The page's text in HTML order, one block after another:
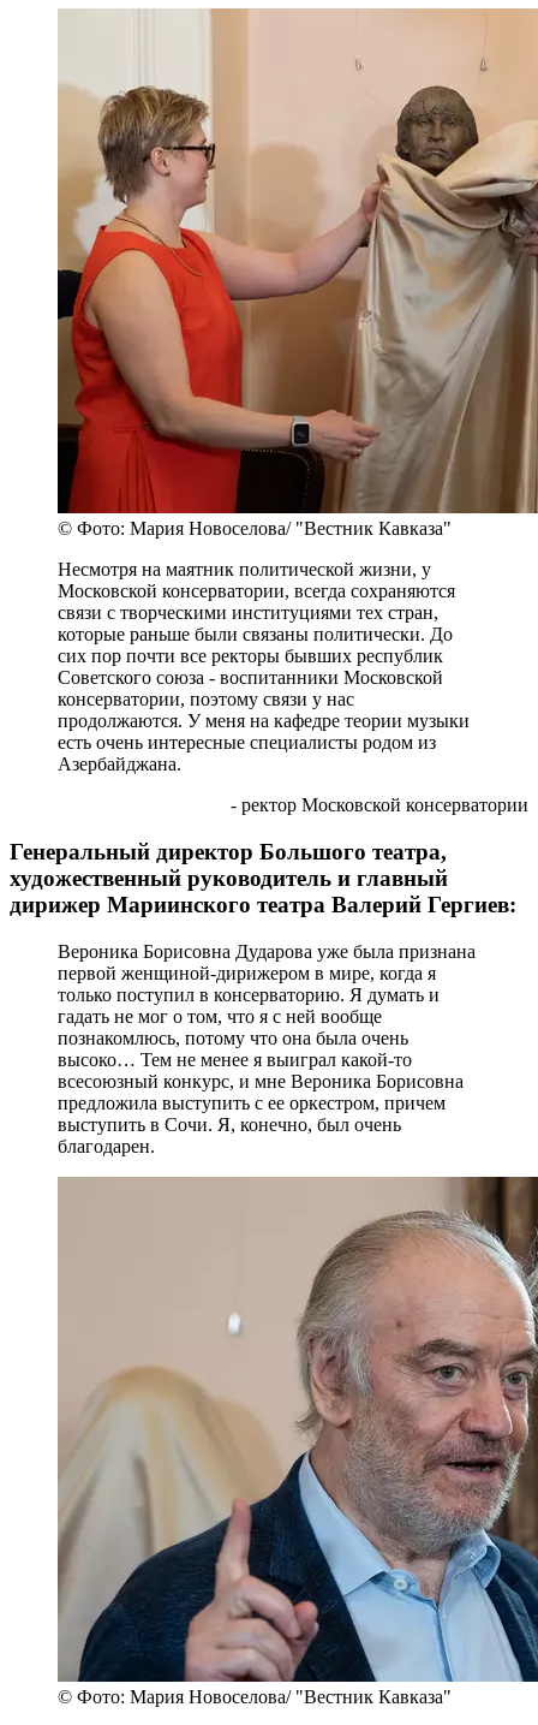
© Фото: Мария Новоселова/ "Вестник Кавказа"
Несмотря на маятник политической жизни, у
Московской консерватории, всегда сохраняются
связи с творческими институциями тех стран,
которые раньше были связаны политически. До
сих пор почти все ректоры бывших республик
Советского союза - воспитанники Московской
консерватории, поэтому связи у нас
продолжаются. У меня на кафедре теории музыки
есть очень интересные специалисты родом из
Азербайджана.
- ректор Московской консерватории
Генеральный директор Большого театра,
художественный руководитель и главный
дирижер Мариинского театра Валерий Гергиев:
Вероника Борисовна Дударова уже была признана
первой женщиной-дирижером в мире, когда я
только поступил в консерваторию. Я думать и
гадать не мог о том, что я с ней вообще
познакомлюсь, потому что она была очень
высоко… Тем не менее я выиграл какой-то
всесоюзный конкурс, и мне Вероника Борисовна
предложила выступить с ее оркестром, причем
выступить в Сочи. Я, конечно, был очень
благодарен.
© Фото: Мария Новоселова/ "Вестник Кавказа"